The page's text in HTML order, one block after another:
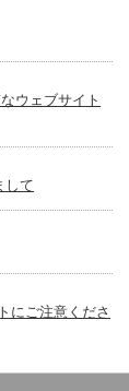
ウェブサイト
して
にご注意くださ